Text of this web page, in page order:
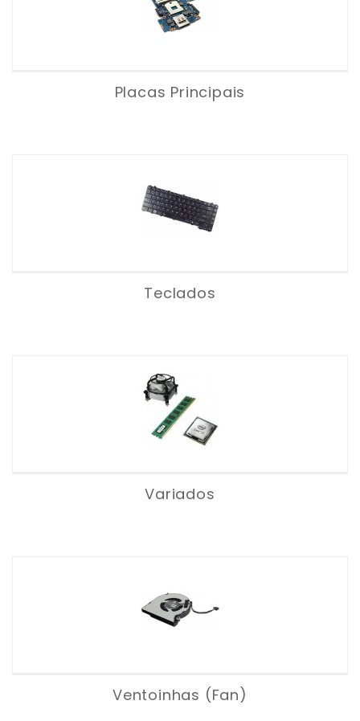
Placas Principais
Teclados
Variados
Ventoinhas (Fan)